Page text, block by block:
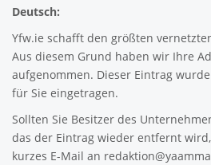
Deutsch:
Yfw.ie schafft den größten
Aus diesem Grund haben wir Ihre
aufgenommen. Dieser Eintrag
für Sie eingetragen.
Sollten Sie Besitzer des
das der Eintrag wieder entfernt
kurzes E-Mail an